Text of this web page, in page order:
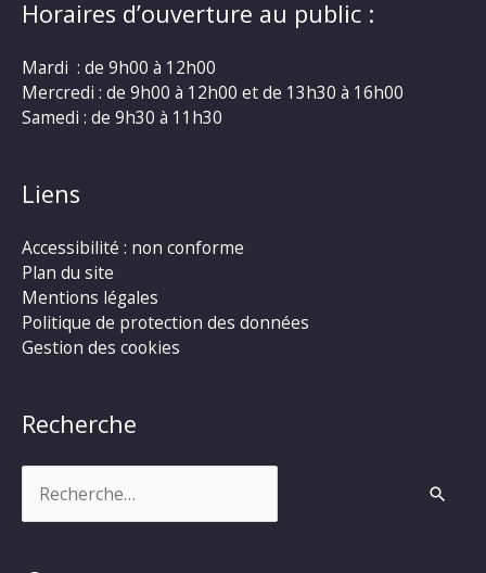
Horaires d’ouverture au public :
Mardi : de 9h00 à 12h00
Mercredi : de 9h00 à 12h00 et de 13h30 à 16h00
Samedi : de 9h30 à 11h30
Liens
Accessibilité : non conforme
Plan du site
Mentions légales
Politique de protection des données
Gestion des cookies
Recherche